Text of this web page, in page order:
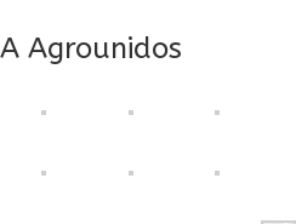
A Agrounidos